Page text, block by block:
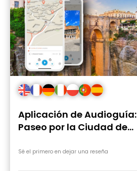
Aplicación de Audioguía:
Paseo por la Ciudad de
Sé el primero en dejar una reseña